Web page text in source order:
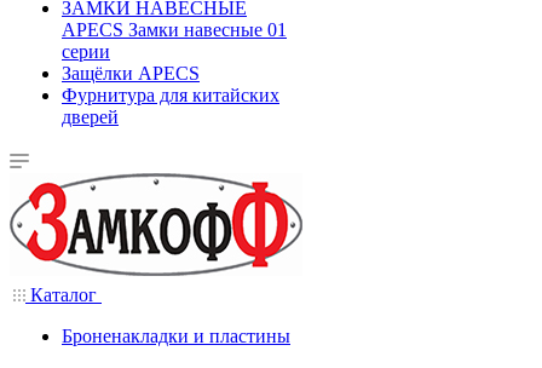
ЗАМКИ НАВЕСНЫЕ
APECS Замки навесные 01
серии
Защёлки APECS
Фурнитура для китайских
дверей
Каталог
Броненакладки и пластины